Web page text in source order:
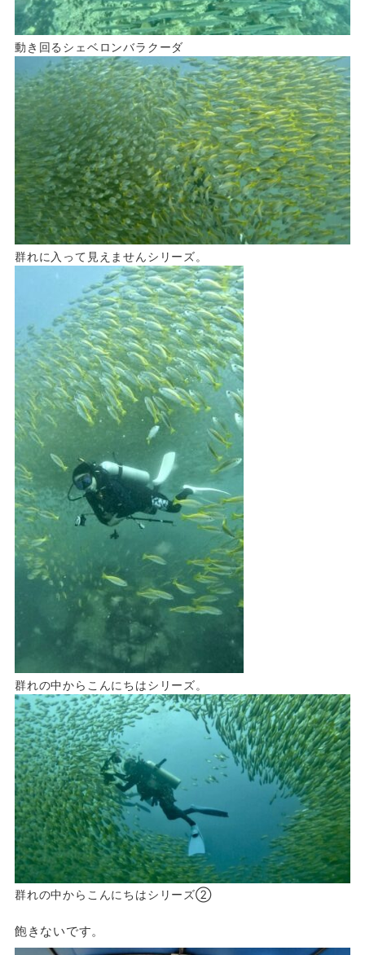
動き回るシェベロンバラクーダ
群れに入って見えませんシリーズ。
群れの中からこんにちはシリーズ。
群れの中からこんにちはシリーズ②
飽きないです。